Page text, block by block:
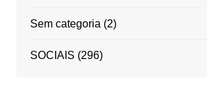
Sem categoria(2)
SOCIAIS (296)